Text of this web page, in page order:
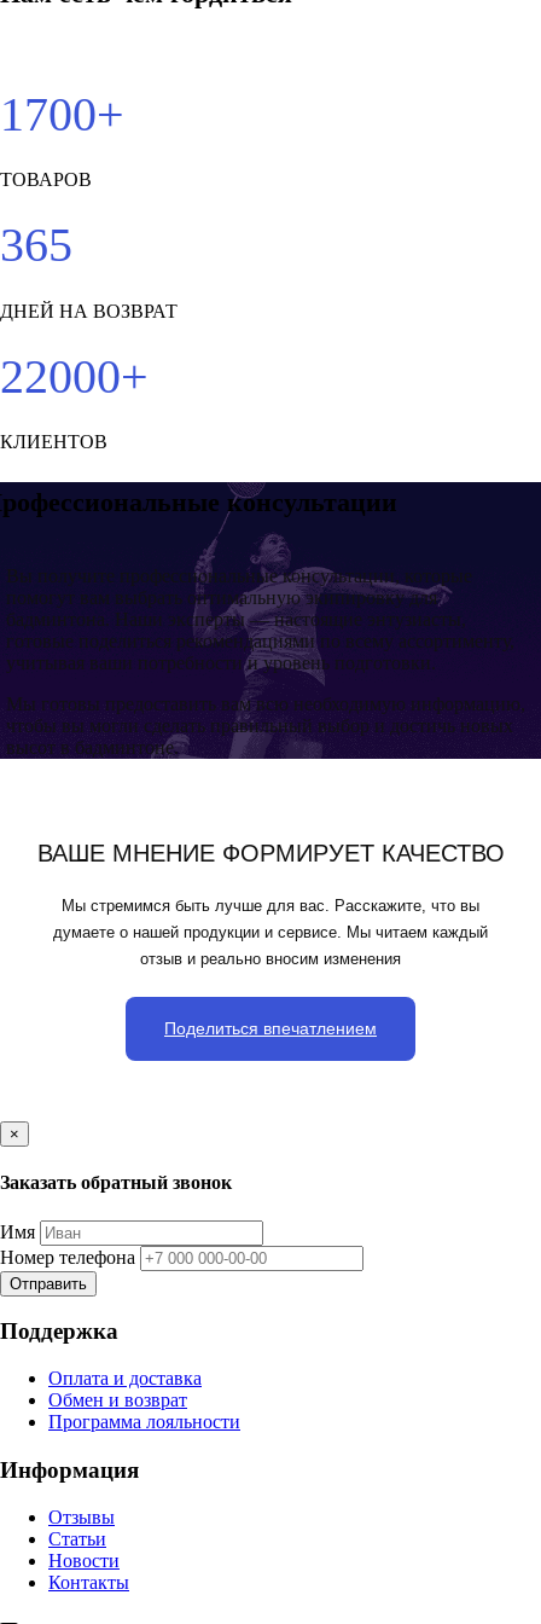
1700+
ТОВАРОВ
365
ДНЕЙ НА ВОЗВРАТ
22000+
КЛИЕНТОВ
консультации
Вы получите профессиональные консультации, которые
помогут вам выбрать оптимальную экипировку для
бадминтона. Наши эксперты — настоящие энтузиасты,
готовые поделиться рекомендациями по всему ассортименту,
учитывая ваши потребности и уровень подготовки.
Мы готовы предоставить вам всю необходимую информацию,
чтобы вы могли сделать правильный выбор и достичь новых
высот в бадминтоне.
ВАШЕ МНЕНИЕ ФОРМИРУЕТ КАЧЕСТВО
Мы стремимся быть лучше для вас. Расскажите, что вы
думаете о нашей продукции и сервисе. Мы читаем каждый
отзыв и реально вносим изменения
Поделиться впечатлением
×
Заказать обратный звонок
Имя
Номер телефона
Отправить
Поддержка
Оплата и доставка
Обмен и возврат
Программа лояльности
Информация
Отзывы
Статьи
Новости
Контакты